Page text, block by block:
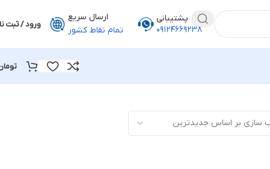
پشتیبانی
۰۹۱۲۴۶۶۹۲۳۸
ارسال سریع
تمام نقاط کشور
ورود / ثبت